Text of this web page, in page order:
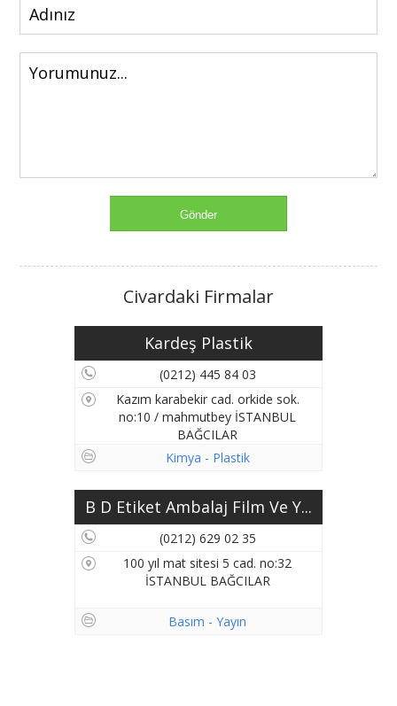
Civardaki Firmalar
Kardeş Plastik
(0212) 445 84 03
Kazım karabekir cad. orkide sok.
no:10 / mahmutbey İSTANBUL
BAĞCILAR
Kimya - Plastik
B D Etiket Ambalaj Film Ve Y...
(0212) 629 02 35
100 yıl mat sitesi 5 cad. no:32
İSTANBUL BAĞCILAR
Basım - Yayın